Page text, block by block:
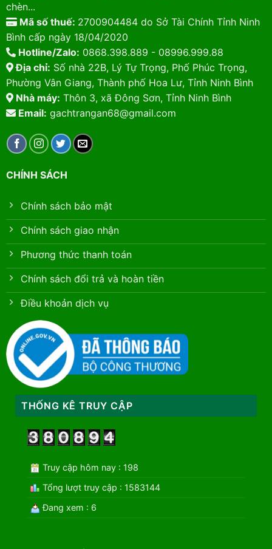
chèn...
Mã số thuế: 2700904484 do Sở Tài Chính Tỉnh Ninh
Bình cấp ngày 18/04/2020
Hotline/Zalo: 0868.398.889 - 08996.999.88
Địa chỉ: Số nhà 22B, Lý Tự Trọng, Phố Phúc Trọng,
Phường Vân Giang, Thành phố Hoa Lư, Tỉnh Ninh Bình
Nhà máy: Thôn 3, xã Đông Sơn, Tỉnh Ninh Bình
Email: gachtrangan68@gmail.com
CHÍNH SÁCH
Chính sách bảo mật
Chính sách giao nhận
Phương thức thanh toán
Chính sách đổi trả và hoàn tiền
Điều khoản dịch vụ
THỐNG KÊ TRUY CẬP
Truy cập hôm nay : 198
Tổng lượt truy cập : 1583144
Đang xem : 6